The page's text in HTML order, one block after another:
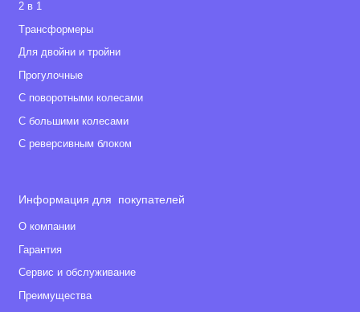
2 в 1
Tрансформеры
Для двойни и тройни
Прогулочные
С поворотными колесами
С большими колесами
С реверсивным блоком
Информация для покупателей
О компании
Гарантия
Сервис и обслуживание
Преимущества